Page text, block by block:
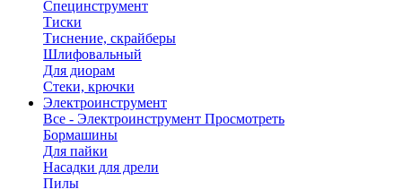
Специнструмент
Тиски
Тиснение, скрайберы
Шлифовальный
Для диорам
Стеки, крючки
Электроинструмент
Все - Электроинструмент Просмотреть
Бормашины
Для пайки
Насадки для дрели
Пилы